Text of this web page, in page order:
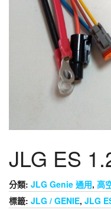
JLG ES
分類: JLG Genie 通用, 高
標籤: JLG / GENIE, JLG